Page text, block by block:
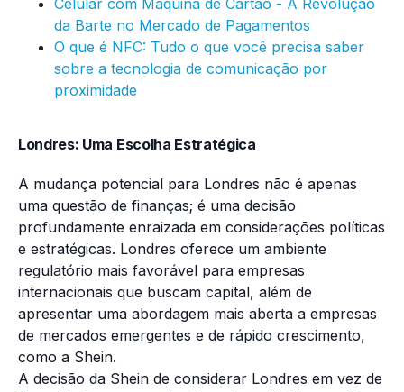
Celular com Máquina de Cartão - A Revolução
da Barte no Mercado de Pagamentos
O que é NFC: Tudo o que você precisa saber
sobre a tecnologia de comunicação por
proximidade
Londres: Uma Escolha Estratégica
A mudança potencial para Londres não é apenas
uma questão de finanças; é uma decisão
profundamente enraizada em considerações políticas
e estratégicas. Londres oferece um ambiente
regulatório mais favorável para empresas
internacionais que buscam capital, além de
apresentar uma abordagem mais aberta a empresas
de mercados emergentes e de rápido crescimento,
como a Shein.
A decisão da Shein de considerar Londres em vez de